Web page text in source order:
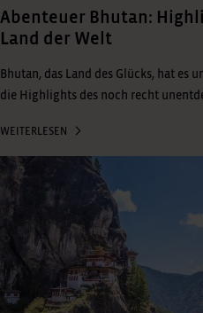
Abenteuer Bhutan:
Land der Welt
Bhutan, das Land des Glücks, hat es
die Highlights des noch recht
WEITERLESEN